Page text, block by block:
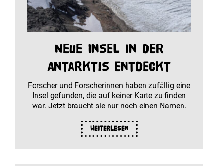
Neue Insel in der
Antarktis entdeckt
Forscher und Forscherinnen haben zufällig eine
Insel gefunden, die auf keiner Karte zu finden
war. Jetzt braucht sie nur noch einen Namen.
Weiterlesen